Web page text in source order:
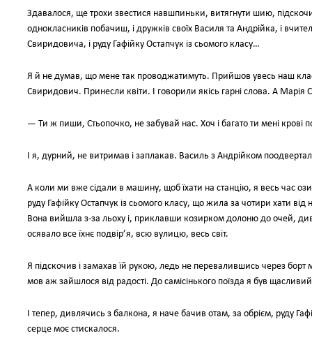
Здавалося, ще трохи звестися навшпиньки, витягнути шию,
однокласників побачиш, і дружків своїх Василя та Андрійка, і
Свиридовича, і руду Гафійку Остапчук із сьомого класу…
Я й не думав, що мене так проводжатимуть. Прийшов увесь наш
Свиридович. Принесли квіти. І говорили якісь гарні слова. А Марія
— Ти ж пиши, Стьопочко, не забувай нас. Хоч і багато ти мені
І я, дурний, не витримав і заплакав. Василь з Андрійком
А коли ми вже сідали в машину, щоб їхати на станцію, я весь час
руду Гафійку Остапчук із сьомого класу, що жила за чотири хати
Вона вийшла з-за льоху і, приклавши козирком долоню до очей,
осявало все їхнє подвір’я, всю вулицю, весь світ.
Я підскочив і замахав їй рукою, ледь не перевалившись через
мов аж зайшлося від радості. До самісінького поїзда я був
І тепер, дивлячись з балкона, я наче бачив отам, за обрієм, руду
серце моє стискалося.